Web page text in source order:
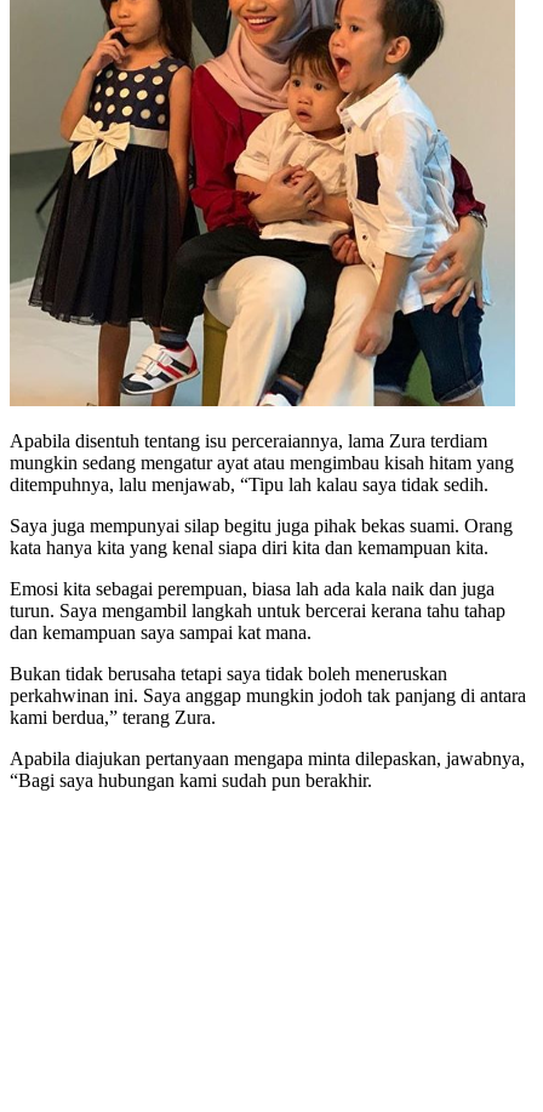
Apabila disentuh tentang isu perceraiannya, lama Zura terdiam
mungkin sedang mengatur ayat atau mengimbau kisah hitam yang
ditempuhnya, lalu menjawab, “Tipu lah kalau saya tidak sedih.
Saya juga mempunyai silap begitu juga pihak bekas suami. Orang
kata hanya kita yang kenal siapa diri kita dan kemampuan kita.
Emosi kita sebagai perempuan, biasa lah ada kala naik dan juga
turun. Saya mengambil langkah untuk bercerai kerana tahu tahap
dan kemampuan saya sampai kat mana.
Bukan tidak berusaha tetapi saya tidak boleh meneruskan
perkahwinan ini. Saya anggap mungkin jodoh tak panjang di antara
kami berdua,” terang Zura.
Apabila diajukan pertanyaan mengapa minta dilepaskan, jawabnya,
“Bagi saya hubungan kami sudah pun berakhir.